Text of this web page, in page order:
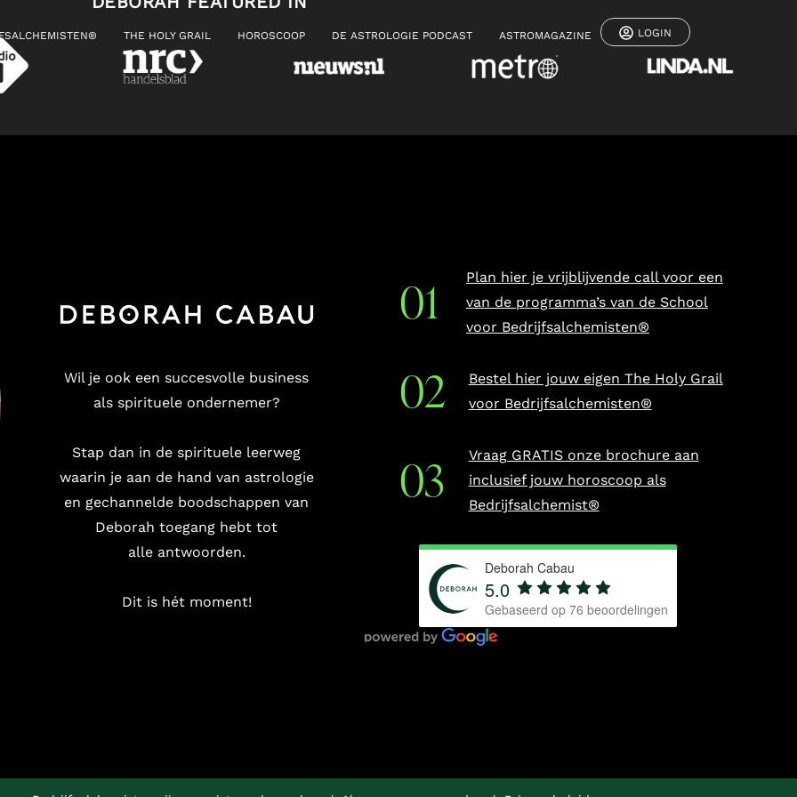
THE HOLY GRAIL HOROSCOOP DE ASTROLOGIE PODCAST ASTROMAGAZINE LOGIN
Wil je ook een succesvolle business
als spirituele ondernemer?
Stap dan in de spirituele leerweg
waarin je aan de hand van astrologie
en gechannelde boodschappen van
Deborah toegang hebt tot
alle antwoorden.
Dit is hét moment!
Plan hier je vrijblijvende call voor een
van de programma’s van de School
voor Bedrijfsalchemisten®
Bestel hier jouw eigen The Holy Grail
voor Bedrijfsalchemisten®
Vraag GRATIS onze brochure aan
inclusief jouw horoscoop als
Bedrijfsalchemist®
Deborah Cabau
5.0
Gebaseerd op76 beoordelingen